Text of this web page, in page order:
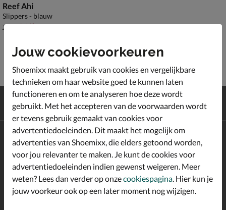
Reef Ahi
Slippers - blauw
van € 34,99 voor € 24,49
34 24,49
Gratisverzending en retour*
Achterafbetalen
Altijd op de hoogte zijn?
Schrijf je in voor de Shoemixx nieuwsbrief en ontvang €10,-
welkomstkorting!*
E-mailadres
Jouw cookievoorkeuren
Shoemixx maakt gebruik van cookies en vergelijkbare
technieken om haar website goed te kunnen laten
functioneren en om te analyseren hoe deze wordt
gebruikt. Met het accepteren van de voorwaarden wordt
er tevens gebruik gemaakt van cookies voor
advertentiedoeleinden. Dit maakt het mogelijk om
advertenties van Shoemixx, die elders getoond worden,
voor jou relevanter te maken. Je kunt de cookies voor
advertentiedoeleinden indien gewenst weigeren. Meer
weten? Lees dan verder op onzecookiespagina . Hier kun je
jouw voorkeur ook op een later moment nog wijzigen.